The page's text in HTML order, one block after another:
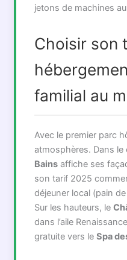
jetons de machines
Choisir son
familial au
Avec le premier parc
atmosphères. Dans le
Bainsaffiche ses
son tarif 2025
déjeuner local (pain
Sur les hauteurs, le
dans l’aile
gratuite vers le Spa